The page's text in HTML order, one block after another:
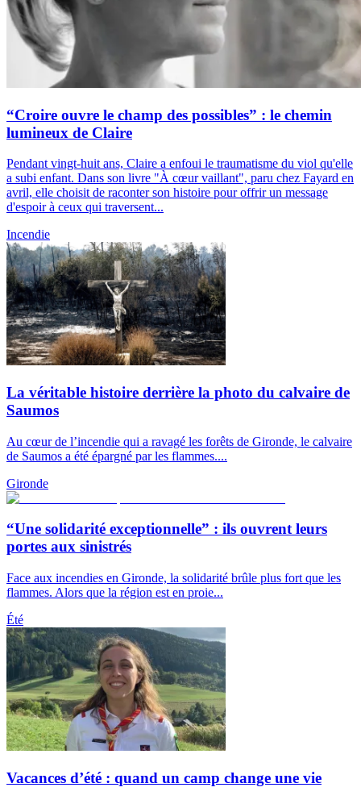
“Croire ouvre le champ des possibles” : le chemin
lumineux de Claire
Pendant vingt-huit ans, Claire a enfoui le traumatisme du viol qu'elle
a subi enfant. Dans son livre "À cœur vaillant", paru chez Fayard en
avril, elle choisit de raconter son histoire pour offrir un message
d'espoir à ceux qui traversent...
Incendie
La véritable histoire derrière la photo du calvaire de
Saumos
Au cœur de l’incendie qui a ravagé les forêts de Gironde, le calvaire
de Saumos a été épargné par les flammes....
Gironde
“Une solidarité exceptionnelle” : ils ouvrent leurs
portes aux sinistrés
Face aux incendies en Gironde, la solidarité brûle plus fort que les
flammes. Alors que la région est en proie...
Été
Vacances d’été : quand un camp change une vie